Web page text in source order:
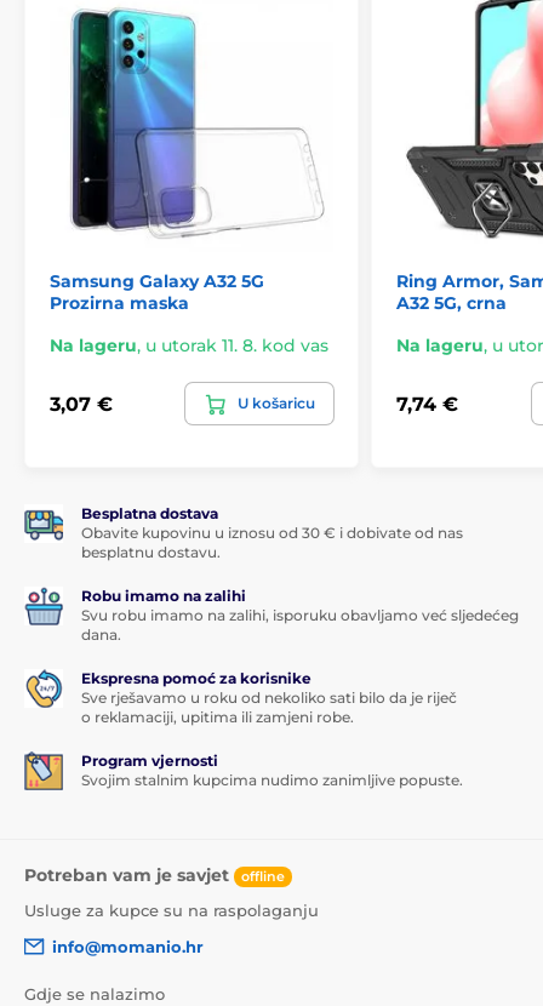
Samsung Galaxy A32 5G
Prozirna maska
Na lageru, u utorak 11. 8. kod vas
3,07 € U košaricu
Ring Armor,
A32 5G, crna
Na lageru, u
7,74 €
Besplatna dostava
Obavite kupovinu u iznosu od 30 € i dobivate od nas
besplatnu dostavu.
Robu imamo na zalihi
Svu robu imamo na zalihi, isporuku obavljamo već sljedećeg
dana.
Ekspresna pomoć za korisnike
Sve rješavamo u roku od nekoliko sati bilo da je riječ
o reklamaciji, upitima ili zamjeni robe.
Program vjernosti
Svojim stalnim kupcima nudimo zanimljive popuste.
Potreban vam je savjet offline
Usluge za kupce su na raspolaganju
info@momanio.hr
Gdje se nalazimo